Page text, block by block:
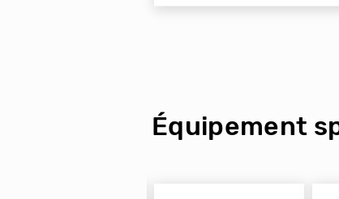
Équipement